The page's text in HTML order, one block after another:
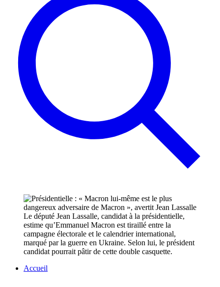
Le député Jean Lassalle, candidat à la présidentielle,
estime qu’Emmanuel Macron est tiraillé entre la
campagne électorale et le calendrier international,
marqué par la guerre en Ukraine. Selon lui, le président
candidat pourrait pâtir de cette double casquette.
Accueil